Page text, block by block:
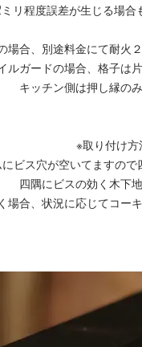
リ程度誤差が生じる場合
場合、別途料金にて耐火
ルガードの場合、格子は
キッチン側は押し縁の
※取り付け方
ビス穴が空いてますので
四隅にビスの効く木下
場合、状況に応じてコー